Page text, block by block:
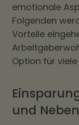
emotionale
Folgenden
Vorteile
Option für
und